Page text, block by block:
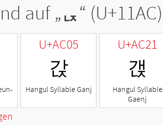
auf „ᆬ“ (U+11AC)
U+AC05
갅
Hangul Syllable Ganj
U+AC21
갡
Hangul Syllable
Gaenj